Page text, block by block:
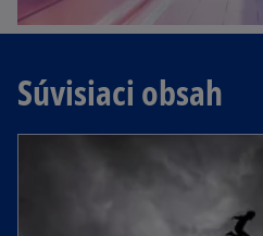
Súvisiaci obsah